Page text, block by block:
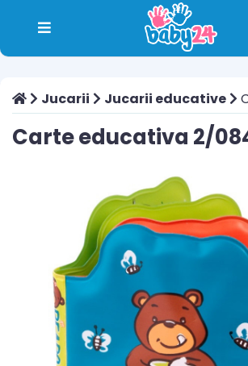
Jucarii Jucarii educative
Carte educativa 2/